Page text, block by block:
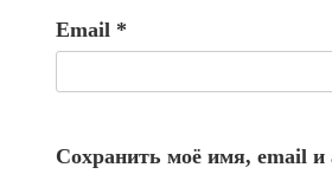
Email *
Сохранить моё имя, email и